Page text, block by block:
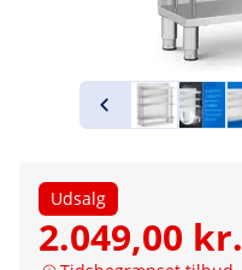
Udsalg
2.049,00 kr.